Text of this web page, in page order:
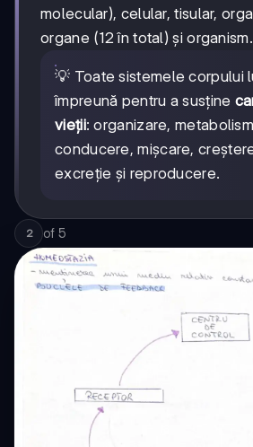
molecular), celular, tisular,
organe (12 în total) și organism.
💡 Toate sistemele corpului
împreună pentru a susține
vieții: organizare,
conducere, mișcare,
excreție și reproducere.
2 of 5